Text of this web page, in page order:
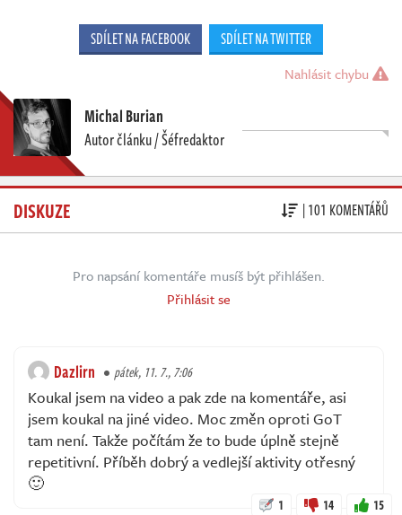
SDÍLET NA FACEBOOK SDÍLET NA TWITTER
Nahlásit chybu
Michal Burian
Autor článku / Šéfredaktor
DISKUZE | 101 KOMENTÁŘŮ
Pro napsání komentáře musíš být přihlášen.
Přihlásit se
Dazlirn pátek, 11. 7., 7:06
Koukal jsem na video a pak zde na komentáře, asi
jsem koukal na jiné video. Moc změn oproti GoT
tam není. Takže počítám že to bude úplně stejně
repetitivní. Příběh dobrý a vedlejší aktivity otřesný
🙂
1 14 15